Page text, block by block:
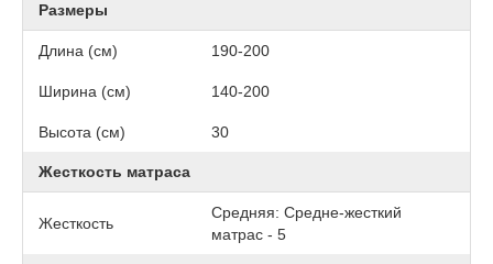
Размеры
Длина (см) 190-200
Ширина (см) 140-200
Высота (см) 30
Жесткость матраса
Жесткость
Средняя: Средне-жесткий
матрас - 5